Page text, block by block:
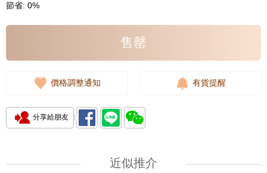
節省: 0%
售罄
價格調整通知 有貨提醒
分享給朋友
近似推介